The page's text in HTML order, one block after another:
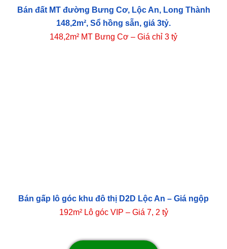
Bán đất MT đường Bưng Cơ, Lộc An, Long Thành
148,2m², Sổ hồng sẵn, giá 3tỷ.
148,2m² MT Bưng Cơ – Giá chỉ 3 tỷ
Bán gấp lô góc khu đô thị D2D Lộc An – Giá ngộp
192m² Lô góc VIP – Giá 7, 2 tỷ